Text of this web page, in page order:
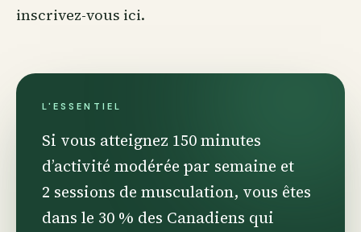
inscrivez-vous ici.
L'ESSENTIEL
Si vous atteignez 150 minutes
d’activité modérée par semaine et
2 sessions de musculation, vous êtes
dans le 30 % des Canadiens qui